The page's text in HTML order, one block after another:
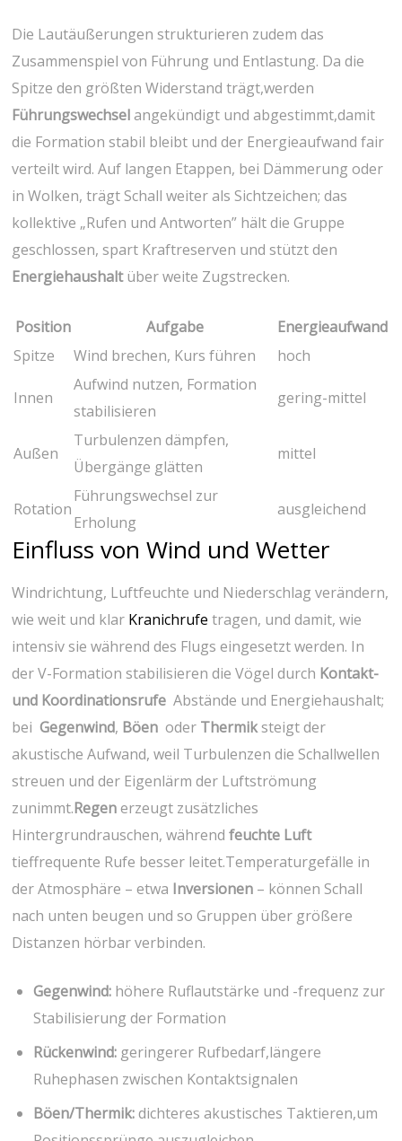
Die Lautäußerungen strukturieren zudem ​das
Zusammenspiel von Führung und Entlastung. Da die
Spitze den größten Widerstand trägt,werden
Führungswechselangekündigt und abgestimmt,damit
die Formation stabil bleibt und ⁢der Energieaufwand fair
‌verteilt wird. ⁢Auf langen‌ Etappen, bei Dämmerung oder
in ⁢Wolken, trägt Schall weiter als Sichtzeichen;‍ das
‍kollektive „Rufen und Antworten” ‌hält die Gruppe
geschlossen, spart ​Kraftreserven und stützt den ‍
Energiehaushalt‌über weite Zugstrecken.
Position Aufgabe
Energieaufwand
Spitze
Wind brechen, Kurs führen hoch
Innen
Aufwind nutzen,⁤ Formation
stabilisieren
gering-mittel
Außen
Turbulenzen dämpfen,
Übergänge glätten
mittel
Rotation
Führungswechsel zur
Erholung
ausgleichend
Einfluss von Wind und Wetter
Windrichtung, Luftfeuchte‌ und Niederschlag ⁤verändern,
wie⁣ weit und klar Kranichrufe tragen, und damit, ‍wie
intensiv ⁣sie während des Flugs eingesetzt werden. In
der V-Formation stabilisieren die Vögel durch Kontakt-
und Koordinationsrufe ⁤ Abstände und Energiehaushalt;
bei ⁤Gegenwind, Böen ⁢ oder Thermik‍steigt der
akustische Aufwand, weil⁤ Turbulenzen die ‌Schallwellen
streuen ‌und der Eigenlärm der‌ Luftströmung
zunimmt.Regenerzeugt zusätzliches
Hintergrundrauschen, währendfeuchte Luft
tieffrequente Rufe besser leitet.Temperaturgefälle in
der Atmosphäre – etwa Inversionen – können ⁢Schall
nach unten‍ beugen⁣ und so⁤ Gruppen über größere
Distanzen hörbar verbinden.
Gegenwind: höhere Ruflautstärke und -frequenz zur
Stabilisierung der Formation
Rückenwind: geringerer Rufbedarf,längere ​
Ruhephasen zwischen Kontaktsignalen
Böen/Thermik:dichteres akustisches Taktieren,um​